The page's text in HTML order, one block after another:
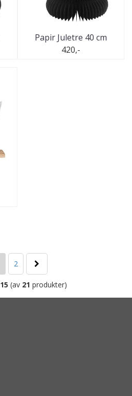
Papir Juletre 40 cm
420,-
2
15 (av 21 produkter)